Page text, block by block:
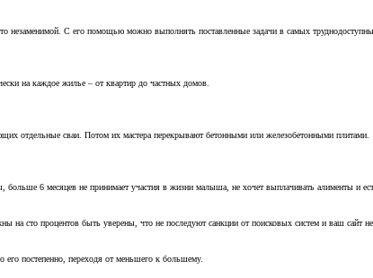
незаменимой. С его помощью можно выполнять поставленные задачи в самых
на каждое жилье – от квартир до частных домов.
отдельные сваи. Потом их мастера перекрывают бетонными или железобетонными плитами.
6 месяцев не принимает участия в жизни малыша, не хочет выплачивать алименты и
на сто процентов быть уверены, что не последуют санкции от поисковых систем и ваш сайт не
постепенно, переходя от меньшего к большему.